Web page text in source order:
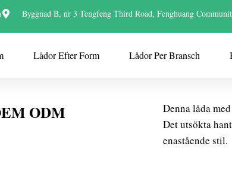
Byggnad B, nr 3 Tengfeng Third Road, Fenghuang
Lådor Efter Form Lådor Per Bransch
ODM
Denna låda
Det utsökta
enastående stil.